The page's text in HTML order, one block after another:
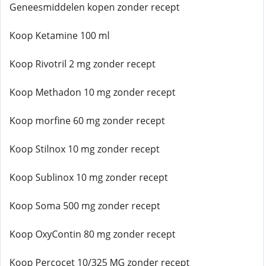
Geneesmiddelen kopen zonder recept
Koop Ketamine 100 ml
Koop Rivotril 2 mg zonder recept
Koop Methadon 10 mg zonder recept
Koop morfine 60 mg zonder recept
Koop Stilnox 10 mg zonder recept
Koop Sublinox 10 mg zonder recept
Koop Soma 500 mg zonder recept
Koop OxyContin 80 mg zonder recept
Koop Percocet 10/325 MG zonder recept